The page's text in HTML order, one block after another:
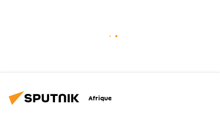
Afrique